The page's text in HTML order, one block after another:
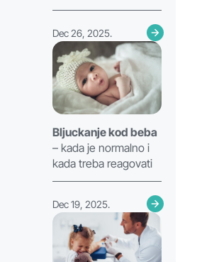
Dec 26, 2025.
Bljuckanje kod beba
– kada je normalno i
kada treba reagovati
Dec 19, 2025.